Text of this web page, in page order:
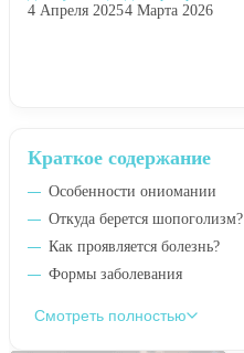
Краткое содержание
Особенности ониомании
Откуда берется шопоголизм?
Как проявляется болезнь?
Формы заболевания
Смотреть полностью
4 Апреля 20254 Марта 2026